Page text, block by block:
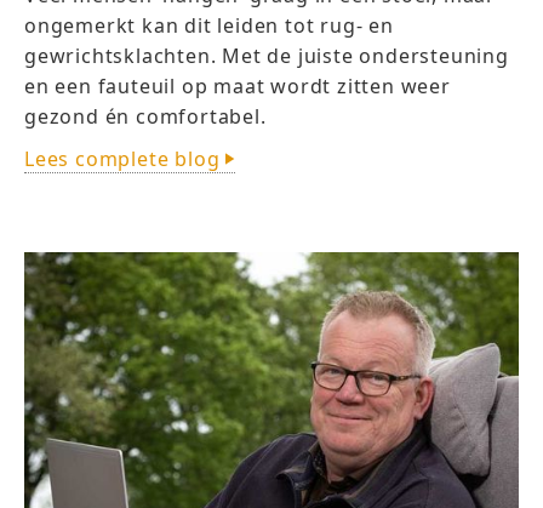
ongemerkt kan dit leiden tot rug- en
gewrichtsklachten. Met de juiste ondersteuning
en een fauteuil op maat wordt zitten weer
gezond én comfortabel.
Lees complete blog